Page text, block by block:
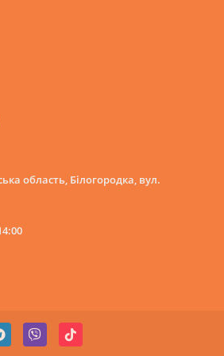
область, Білогородка, вул.